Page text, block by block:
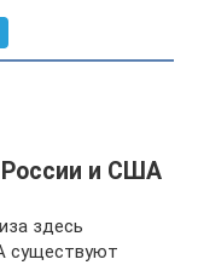
России и США
здесь
существуют